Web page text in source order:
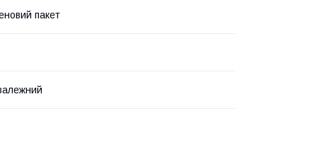
пакет